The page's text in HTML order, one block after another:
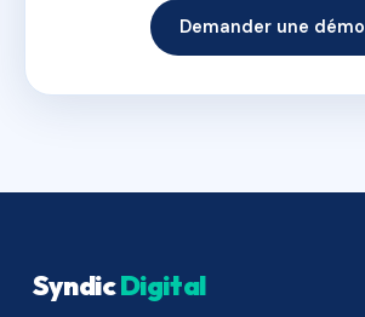
Demander une démo
SyndicDigital